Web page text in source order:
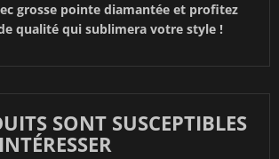
grosse pointe diamantée et profitez
qualité qui sublimera votre style !
SONT SUSCEPTIBLES